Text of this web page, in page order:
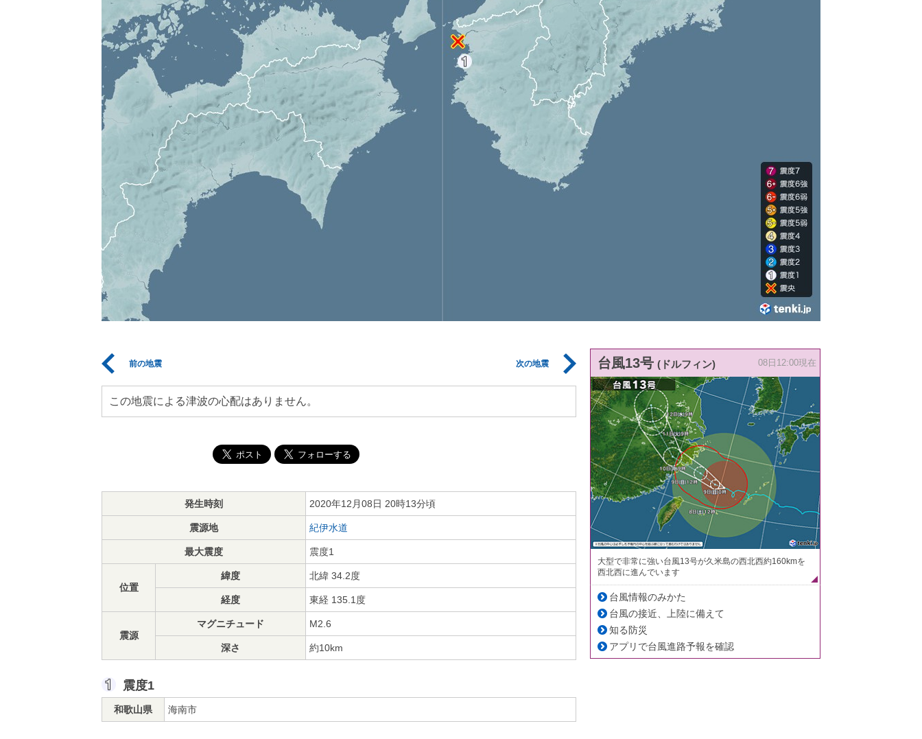
前の地震 次の地震
この地震による津波の心配はありません。
発生時刻 2020年12月08日 20時13分頃
震源地 紀伊水道
最大震度 震度1
位置
緯度 北緯 34.2度
経度 東経 135.1度
震源
マグニチュード M2.6
深さ 約10km
震度1
和歌山県 海南市
台風13号 (ドルフィン) 08日12:00現在
大型で非常に強い台風13号が久米島の西北西約160kmを
西北西に進んでいます
台風情報のみかた
台風の接近、上陸に備えて
知る防災
アプリで台風進路予報を確認